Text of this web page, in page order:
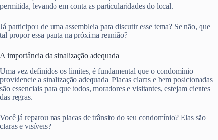
permitida, levando em conta as particularidades do local.
Já participou de uma assembleia para discutir esse tema? Se não, que
tal propor essa pauta na próxima reunião?
A importância da sinalização adequada
Uma vez definidos os limites, é fundamental que o condomínio
providencie a sinalização adequada. Placas claras e bem posicionadas
são essenciais para que todos, moradores e visitantes, estejam cientes
das regras.
Você já reparou nas placas de trânsito do seu condomínio? Elas são
claras e visíveis?